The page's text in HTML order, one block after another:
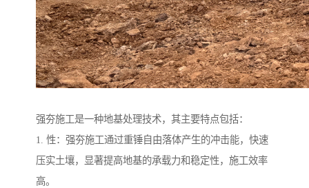
强夯施工是一种地基处理技术，其主要特点包括：
1. 性：强夯施工通过重锤自由落体产生的冲击能，快速
压实土壤，显著提高地基的承载力和稳定性，施工效率
高。